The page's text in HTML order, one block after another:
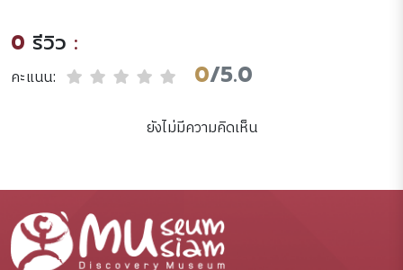
0 รีวิว :
คะแนน: 0/5.0
ยังไม่มีความคิดเห็น